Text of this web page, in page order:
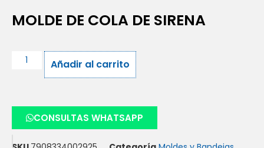
MOLDE DE COLA DE SIRENA
Añadir al carrito
CONSULTAS WHATSAPP